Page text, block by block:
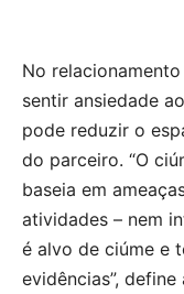
No
sentir ansiedade
pode reduzir o
do parceiro. “O
baseia em
atividades – nem
é alvo de ciúme e
evidências”,